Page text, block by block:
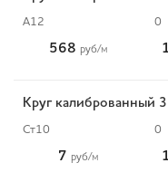
А12 0
568 руб/м
Круг калиброванный 3
Ст10 0
7 руб/м